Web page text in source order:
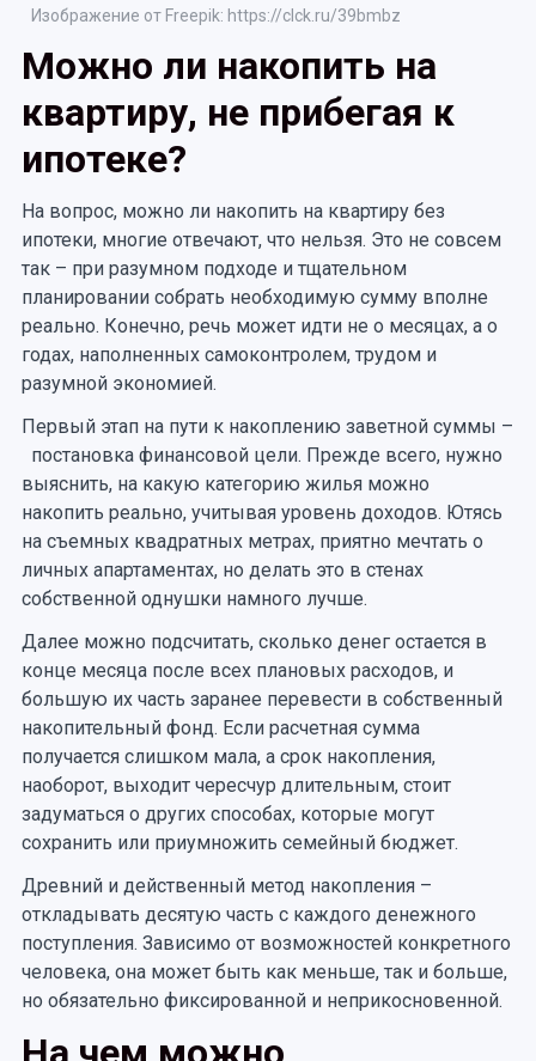
Изображение от Freepik: https://clck.ru/39bmbz
Можно ли накопить на
квартиру, не прибегая к
ипотеке?
На вопрос, можно ли накопить на квартиру без
ипотеки, многие отвечают, что нельзя. Это не совсем
так – при разумном подходе и тщательном
планировании собрать необходимую сумму вполне
реально. Конечно, речь может идти не о месяцах, а о
годах, наполненных самоконтролем, трудом и
разумной экономией.
Первый этап на пути к накоплению заветной суммы –
постановка финансовой цели. Прежде всего, нужно
выяснить, на какую категорию жилья можно
накопить реально, учитывая уровень доходов. Ютясь
на съемных квадратных метрах, приятно мечтать о
личных апартаментах, но делать это в стенах
собственной однушки намного лучше.
Далее можно подсчитать, сколько денег остается в
конце месяца после всех плановых расходов, и
большую их часть заранее перевести в собственный
накопительный фонд. Если расчетная сумма
получается слишком мала, а срок накопления,
наоборот, выходит чересчур длительным, стоит
задуматься о других способах, которые могут
сохранить или приумножить семейный бюджет.
Древний и действенный метод накопления –
откладывать десятую часть с каждого денежного
поступления. Зависимо от возможностей конкретного
человека, она может быть как меньше, так и больше,
но обязательно фиксированной и неприкосновенной.